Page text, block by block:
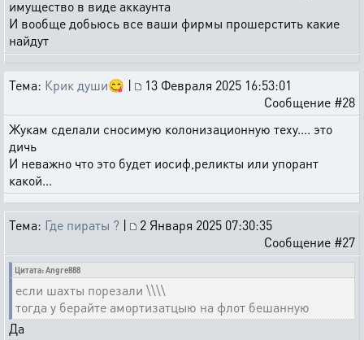
имущество в виде аккаунта
И вообще добьюсь все ваши фирмы прошерстить какие
найдут
Тема: Крик души😋 |
13 Февраля 2025 16:53:01
Сообщение #28
Жукам сделали сносимую колонизационную теху.... это
дичь
И неважно что это будет иосиф,реликты или упорант
какой...
Тема: Где пираты ? |
2 Января 2025 07:30:35
Сообщение #27
Цитата: Angre888
если шахты порезали \\\\
тогда у берайте амортизатцыю на флот бешанную
Да